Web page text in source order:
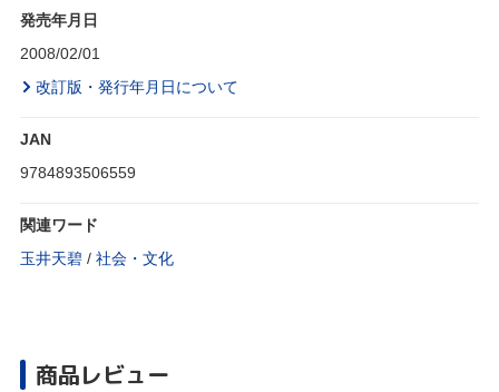
発売年月日
2008/02/01
改訂版・発行年月日について
JAN
9784893506559
関連ワード
玉井天碧 / 社会・文化
商品レビュー